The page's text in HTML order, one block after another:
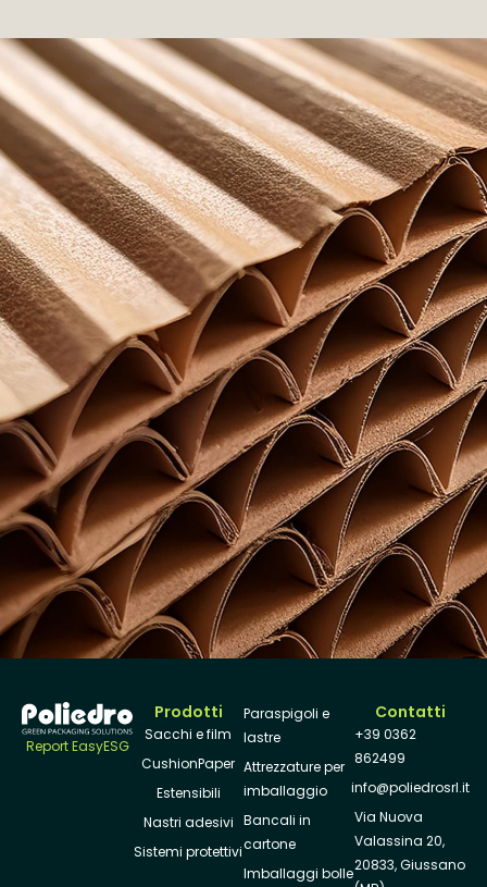
Report EasyESG
Prodotti
Sacchi e film
CushionPaper
Estensibili
Nastri adesivi
Sistemi protettivi
Paraspigoli e
lastre
Attrezzature per
imballaggio
Bancali in
cartone
Imballaggi bolle
Contatti
+39 0362
862499
info@poliedrosrl.it
Via Nuova
Valassina 20,
20833, Giussano